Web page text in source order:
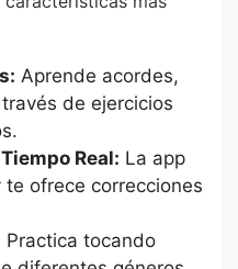
Aprende acordes,
de ejercicios
Real: La app
ofrece correcciones
Practica tocando